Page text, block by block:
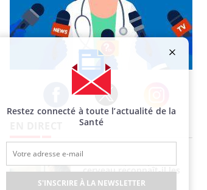
Facebook Twitter Instagram
cerveau reconnaît-il les
visages autrement ?
Restez connecté à toute l’actualité de la
Santé
S'INSCRIRE À LA NEWSLETTER